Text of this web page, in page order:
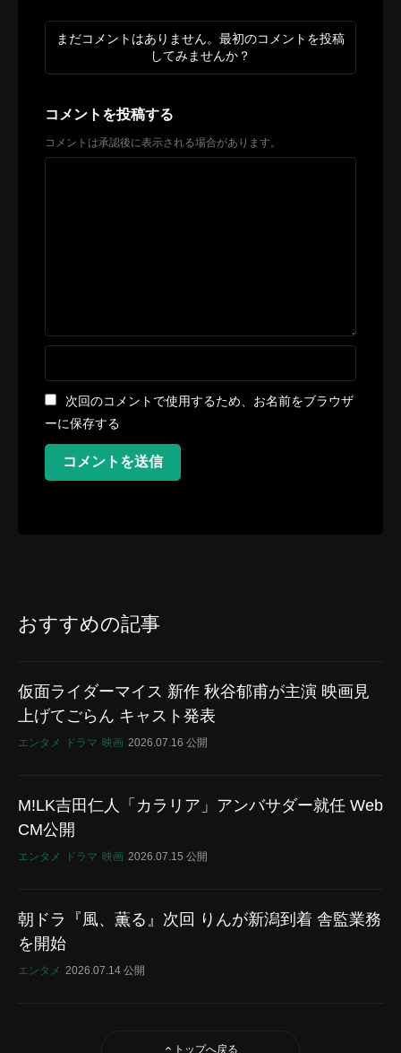
まだコメントはありません。最初のコメントを投稿
してみませんか？
コメントを投稿する
コメントは承認後に表示される場合があります。
次回のコメントで使用するため、お名前をブラウザ
ーに保存する
コメントを送信
おすすめの記事
仮面ライダーマイス 新作 秋谷郁甫が主演 映画見
上げてごらん キャスト発表
エンタメ ドラマ 映画 2026.07.16 公開
M!LK吉田仁人「カラリア」アンバサダー就任 Web
CM公開
エンタメ ドラマ 映画 2026.07.15 公開
朝ドラ『風、薫る』次回 りんが新潟到着 舎監業務
を開始
エンタメ 2026.07.14 公開
トップへ戻る